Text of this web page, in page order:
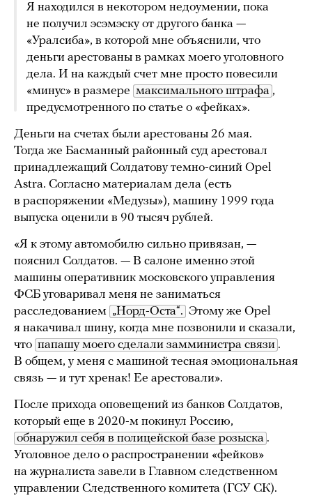
Я находился в некотором недоумении, пока
не получил эсэмэску от другого банка —
«Уралсиба», в которой мне объяснили, что
деньги арестованы в рамках моего уголовного
дела. И на каждый счет мне просто повесили
«минус» в размере максимального штрафа ,
предусмотренного по статье о «фейках».
Деньги на счетах были арестованы 26 мая.
Тогда же Басманный районный суд арестовал
принадлежащий Солдатову темно-синий Opel
Astra. Согласно материалам дела (есть
в распоряжении «Медузы»), машину 1999 года
выпуска оценили в 90 тысяч рублей.
«Я к этому автомобилю сильно привязан, —
пояснил Солдатов. — В салоне именно этой
машины оперативник московского управления
ФСБ уговаривал меня не заниматься
расследованием „Норд-Оста“. Этому же Opel
я накачивал шину, когда мне позвонили и сказали,
что папашу моего сделали замминистра связи .
В общем, у меня с машиной тесная эмоциональная
связь — и тут хренак! Ее арестовали».
После прихода оповещений из банков Солдатов,
который еще в 2020-м покинул Россию,
обнаружил себя в полицейской базе розыска .
Уголовное дело о распространении «фейков»
на журналиста завели в Главном следственном
управлении Следственного комитета (ГСУ СК).